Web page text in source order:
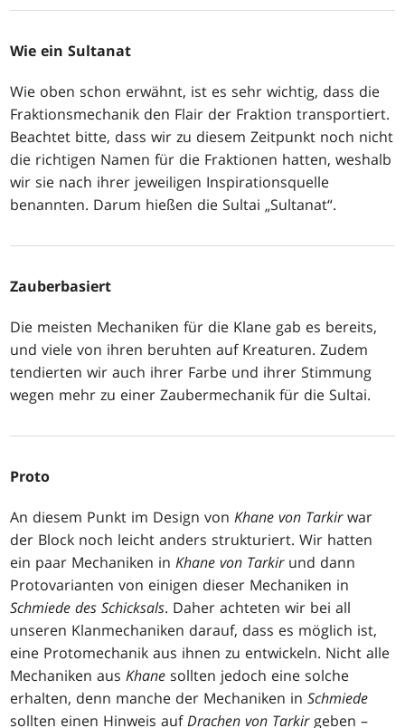
Wie ein Sultanat
Wie oben schon erwähnt, ist es sehr wichtig, dass die
Fraktionsmechanik den Flair der Fraktion transportiert.
Beachtet bitte, dass wir zu diesem Zeitpunkt noch nicht
die richtigen Namen für die Fraktionen hatten, weshalb
wir sie nach ihrer jeweiligen Inspirationsquelle
benannten. Darum hießen die Sultai „Sultanat“.
Zauberbasiert
Die meisten Mechaniken für die Klane gab es bereits,
und viele von ihren beruhten auf Kreaturen. Zudem
tendierten wir auch ihrer Farbe und ihrer Stimmung
wegen mehr zu einer Zaubermechanik für die Sultai.
Proto
An diesem Punkt im Design vonKhane von Tarkirwar
der Block noch leicht anders strukturiert. Wir hatten
ein paar Mechaniken inKhane von Tarkirund dann
Protovarianten von einigen dieser Mechaniken in
Schmiede des Schicksals. Daher achteten wir bei all
unseren Klanmechaniken darauf, dass es möglich ist,
eine Protomechanik aus ihnen zu entwickeln. Nicht alle
Mechaniken ausKhane sollten jedoch eine solche
erhalten, denn manche der Mechaniken inSchmiede
sollten einen Hinweis aufDrachen von Tarkirgeben –